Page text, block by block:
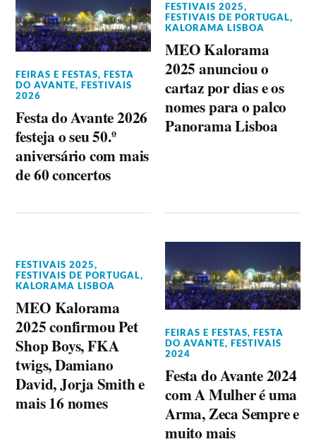
FEIRAS E FESTAS,FESTA
DO AVANTE,FESTIVAIS
2026
Festa do Avante 2026
festeja o seu 50.º
aniversário com mais
de 60 concertos
FESTIVAIS 2025,
FESTIVAIS DE PORTUGAL,
KALORAMA LISBOA
MEO Kalorama
2025 anunciou o
cartaz por dias e os
nomes para o palco
Panorama Lisboa
FESTIVAIS 2025,
FESTIVAIS DE PORTUGAL,
KALORAMA LISBOA
MEO Kalorama
2025 confirmou Pet
Shop Boys, FKA
twigs, Damiano
David, Jorja Smith e
mais 16 nomes
FEIRAS E FESTAS,FESTA
DO AVANTE,FESTIVAIS
2024
Festa do Avante 2024
com A Mulher é uma
Arma, Zeca Sempre e
muito mais